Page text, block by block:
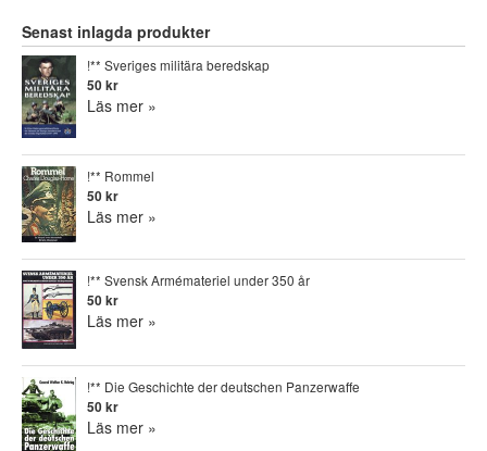
Senast inlagda produkter
!** Sveriges militära beredskap
50 kr
Läs mer »
!** Rommel
50 kr
Läs mer »
!** Svensk Armémateriel under 350 år
50 kr
Läs mer »
!** Die Geschichte der deutschen Panzerwaffe
50 kr
Läs mer »